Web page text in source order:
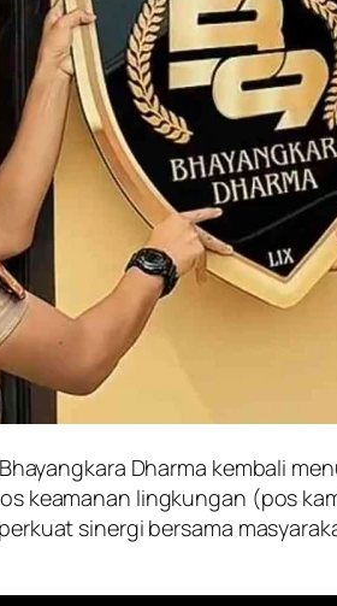
Dharma kembali
keamanan lingkungan (pos
sinergi bersama